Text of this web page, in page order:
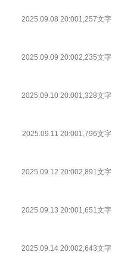
2025.09.08 20:001,257文字
2025.09.09 20:002,235文字
2025.09.10 20:001,328文字
2025.09.11 20:001,796文字
2025.09.12 20:002,891文字
2025.09.13 20:001,651文字
2025.09.14 20:002,643文字